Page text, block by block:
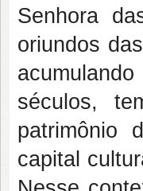
Senhora
oriundos
séculos,
patrimônio
capital